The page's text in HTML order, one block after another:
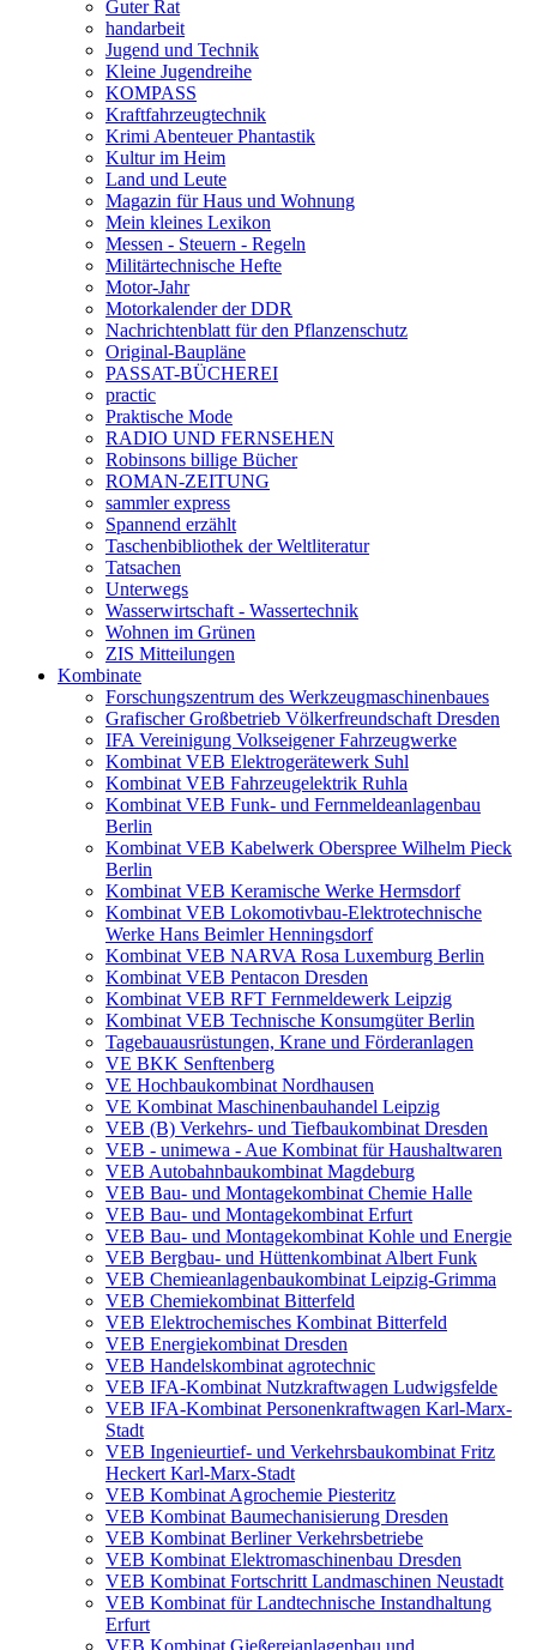
Guter Rat
handarbeit
Jugend und Technik
Kleine Jugendreihe
KOMPASS
Kraftfahrzeugtechnik
Krimi Abenteuer Phantastik
Kultur im Heim
Land und Leute
Magazin für Haus und Wohnung
Mein kleines Lexikon
Messen - Steuern - Regeln
Militärtechnische Hefte
Motor-Jahr
Motorkalender der DDR
Nachrichtenblatt für den Pflanzenschutz
Original-Baupläne
PASSAT-BÜCHEREI
practic
Praktische Mode
RADIO UND FERNSEHEN
Robinsons billige Bücher
ROMAN-ZEITUNG
sammler express
Spannend erzählt
Taschenbibliothek der Weltliteratur
Tatsachen
Unterwegs
Wasserwirtschaft - Wassertechnik
Wohnen im Grünen
ZIS Mitteilungen
Kombinate
Forschungszentrum des Werkzeugmaschinenbaues
Grafischer Großbetrieb Völkerfreundschaft Dresden
IFA Vereinigung Volkseigener Fahrzeugwerke
Kombinat VEB Elektrogerätewerk Suhl
Kombinat VEB Fahrzeugelektrik Ruhla
Kombinat VEB Funk- und Fernmeldeanlagenbau
Berlin
Kombinat VEB Kabelwerk Oberspree Wilhelm Pieck
Berlin
Kombinat VEB Keramische Werke Hermsdorf
Kombinat VEB Lokomotivbau-Elektrotechnische
Werke Hans Beimler Henningsdorf
Kombinat VEB NARVA Rosa Luxemburg Berlin
Kombinat VEB Pentacon Dresden
Kombinat VEB RFT Fernmeldewerk Leipzig
Kombinat VEB Technische Konsumgüter Berlin
Tagebauausrüstungen, Krane und Förderanlagen
VE BKK Senftenberg
VE Hochbaukombinat Nordhausen
VE Kombinat Maschinenbauhandel Leipzig
VEB (B) Verkehrs- und Tiefbaukombinat Dresden
VEB - unimewa - Aue Kombinat für Haushaltwaren
VEB Autobahnbaukombinat Magdeburg
VEB Bau- und Montagekombinat Chemie Halle
VEB Bau- und Montagekombinat Erfurt
VEB Bau- und Montagekombinat Kohle und Energie
VEB Bergbau- und Hüttenkombinat Albert Funk
VEB Chemieanlagenbaukombinat Leipzig-Grimma
VEB Chemiekombinat Bitterfeld
VEB Elektrochemisches Kombinat Bitterfeld
VEB Energiekombinat Dresden
VEB Handelskombinat agrotechnic
VEB IFA-Kombinat Nutzkraftwagen Ludwigsfelde
VEB IFA-Kombinat Personenkraftwagen Karl-Marx-
Stadt
VEB Ingenieurtief- und Verkehrsbaukombinat Fritz
Heckert Karl-Marx-Stadt
VEB Kombinat Agrochemie Piesteritz
VEB Kombinat Baumechanisierung Dresden
VEB Kombinat Berliner Verkehrsbetriebe
VEB Kombinat Elektromaschinenbau Dresden
VEB Kombinat Fortschritt Landmaschinen Neustadt
VEB Kombinat für Landtechnische Instandhaltung
Erfurt
VEB Kombinat Gießereianlagenbau und